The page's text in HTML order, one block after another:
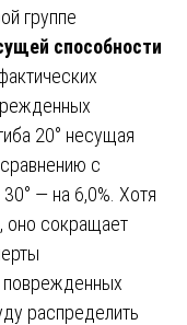
группе
способности
20° несущая
с
— на 6,0%. Хотя
оно сокращает
поврежденных
распределить